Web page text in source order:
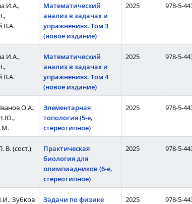
И.А.,
В.А.
Математический
анализ в задачах и
упражнениях. Том 3
(новое издание)
2025 978-5-
И.А.,
В.А.
Математический
анализ в задачах и
упражнениях. Том 4
(новое издание)
2025 978-5-
О.А.,
Элементарная
топология (5-е,
стереотипное)
2025 978-5-
В. (сост.)
Практическая
биология для
олимпиадников (6-е,
стереотипное)
2025 978-5-
Зубков
Задачи по физике
2025 978-5-